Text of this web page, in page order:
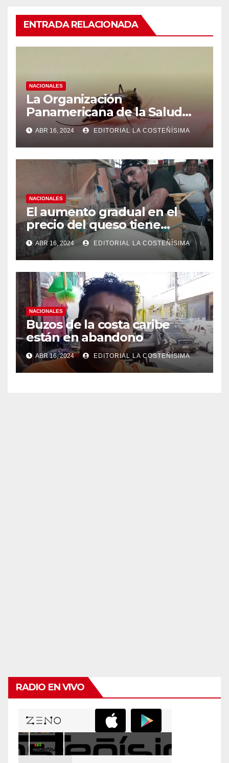
ENTRADA RELACIONADA
NACIONALES
La Organización
Panamericana de la Salud
(OPS), recomienda reforzar
medidas ante el aumento de
casos de dengue
ABR 16, 2024 EDITORIAL LA COSTEÑÍSIMA
NACIONALES
El aumento gradual en el
precio del queso tiene
efectos a las Panaderias
ABR 16, 2024 EDITORIAL LA COSTEÑÍSIMA
NACIONALES
Buzos de la costa caribe
están en abandono
ABR 16, 2024 EDITORIAL LA COSTEÑÍSIMA
RADIO EN VIVO